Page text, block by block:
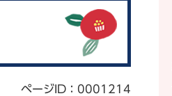
ページID：0001214